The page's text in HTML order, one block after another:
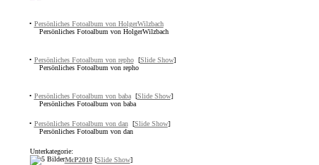
• Persönliches Fotoalbum von HolgerWilzbach
Persönliches Fotoalbum von HolgerWilzbach
• Persönliches Fotoalbum von repho [Slide Show]
Persönliches Fotoalbum von repho
• Persönliches Fotoalbum von baba [Slide Show]
Persönliches Fotoalbum von baba
• Persönliches Fotoalbum von dan [Slide Show]
Persönliches Fotoalbum von dan
Unterkategorie:
McP2010[Slide Show]